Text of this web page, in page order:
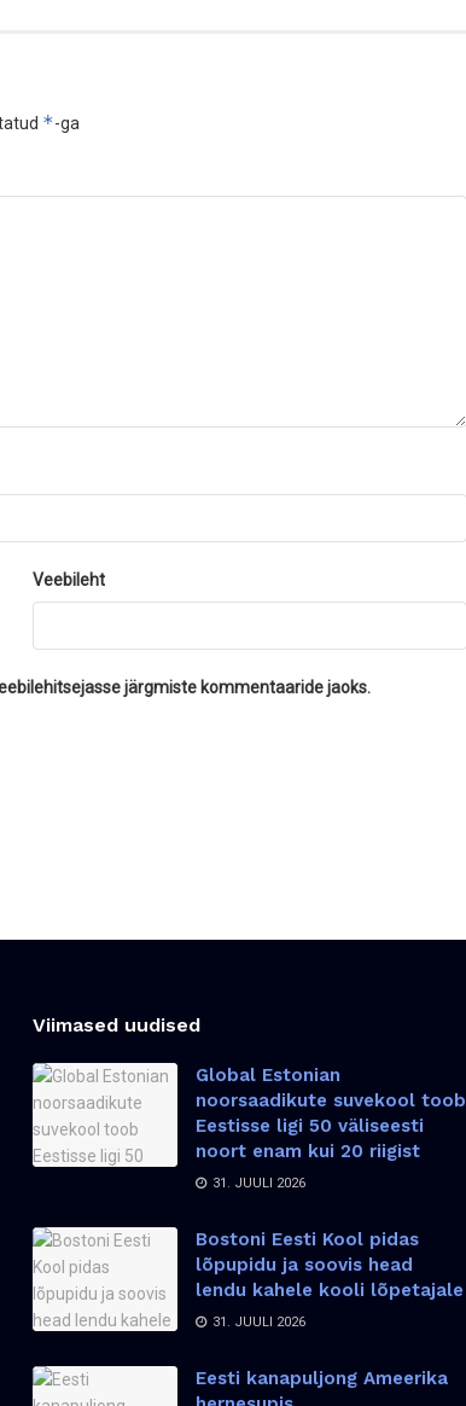
*-ga
Veebileht
järgmiste kommentaaride jaoks.
Viimased uudised
Global Estonian
noorsaadikute suvekool toob
Eestisse ligi 50 väliseesti
noort enam kui 20 riigist
31. JUULI 2026
Bostoni Eesti Kool pidas
lõpupidu ja soovis head
lendu kahele kooli lõpetajale
31. JUULI 2026
Eesti kanapuljong Ameerika